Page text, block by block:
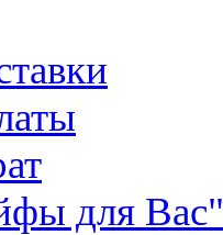
для Вас"